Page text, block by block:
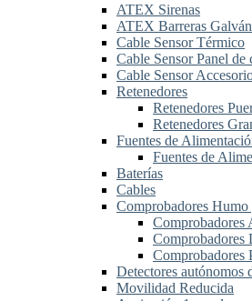
ATEX Sirenas
ATEX Barreras
Cable Sensor Térmico
Cable Sensor Panel de
Cable Sensor
Retenedores
Retenedores
Retenedores
Fuentes de
Fuentes de
Baterías
Cables
Comprobadores
Comprobadores
Comprobadores
Comprobadores
Detectores autónomos
Movilidad Reducida